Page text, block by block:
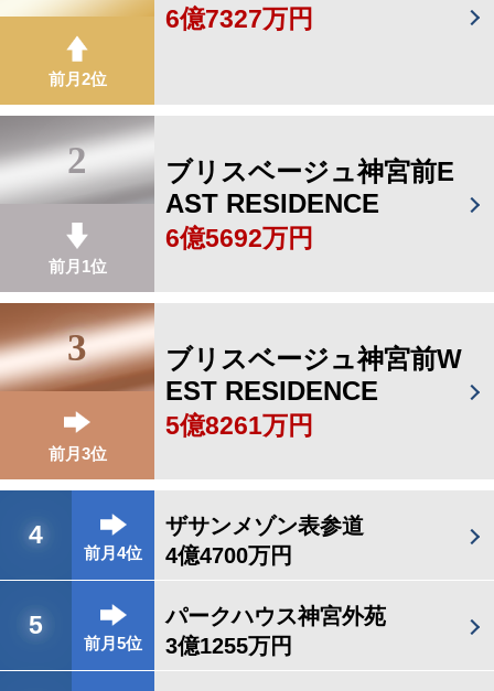
前月2位
6億7327万円
2
前月1位
ブリスベージュ神宮前E
AST RESIDENCE
6億5692万円
3
前月3位
ブリスベージュ神宮前W
EST RESIDENCE
5億8261万円
4
前月4位
ザサンメゾン表参道
4億4700万円
5
前月5位
パークハウス神宮外苑
3億1255万円